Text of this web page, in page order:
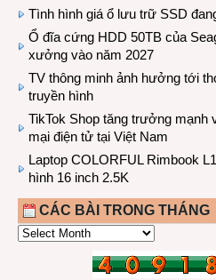
Tình hình giá ổ lưu trữ SSD
Ổ đĩa cứng HDD 50TB của
xưởng vào năm 2027
TV thông minh ảnh hưởng tới
truyền hình
TikTok Shop tăng trưởng mạnh
mại điện tử tại Việt Nam
Laptop COLORFUL Rimbook
hình 16 inch 2.5K
CÁC BÀI TRONG THÁNG
CÁC